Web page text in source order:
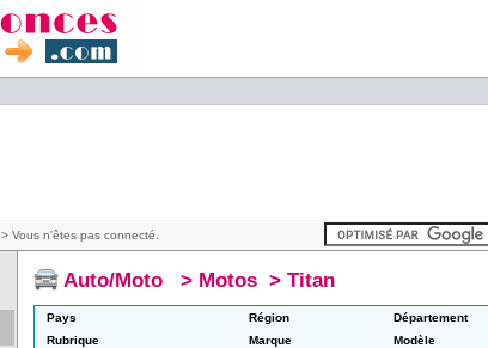
> Vous n'êtes pas connecté.
Auto/Moto > Motos> Titan
Pays Région Département
Rubrique
Marque Modèle